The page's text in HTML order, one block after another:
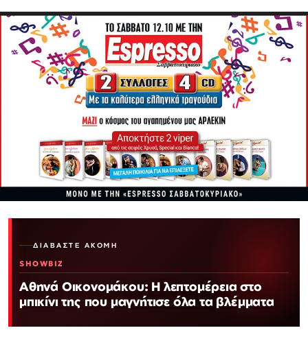
ΔΙΑΒΆΣΤΕ ΑΚΌΜΗ
SHOWBIZ
Αθηνά Οικονομάκου: Η λεπτομέρεια στο
μπικίνι της που μαγνήτισε όλα τα βλέμματα